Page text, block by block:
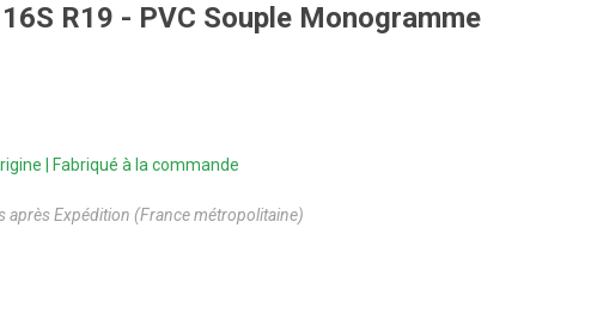
R19 - PVC Souple Monogramme
| Fabriqué à la commande
après Expédition (France métropolitaine)